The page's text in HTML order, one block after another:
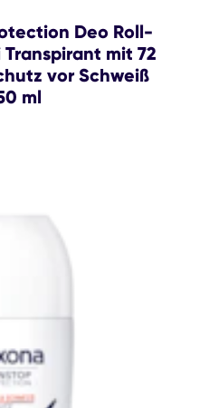
Deo Roll-
mit 72
vor Schweiß
ml